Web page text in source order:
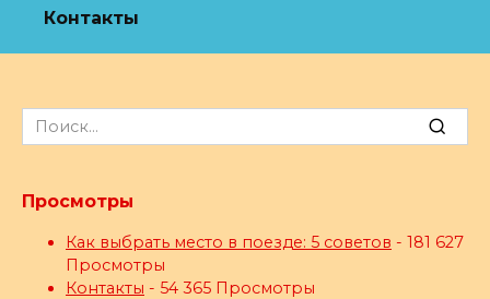
Контакты
Search
for:
Просмотры
Как выбрать место в поезде: 5 советов - 181 627
Просмотры
Контакты - 54 365 Просмотры